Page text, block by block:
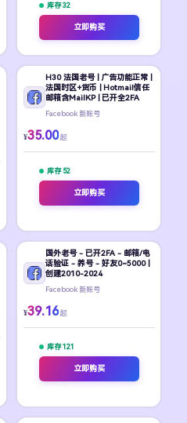
库存 32
立即购买
H30 法国老号 | 广告功能正常 |
法国时区+货币 | Hotmail信任
邮箱含MailKP | 已开全2FA
Facebook 新账号
¥35.00 起
库存 52
立即购买
国外老号 - 已开2FA - 邮箱/电
话验证 - 养号 - 好友0~5000 |
创建2010-2024
Facebook 新账号
¥39.16 起
库存 121
立即购买